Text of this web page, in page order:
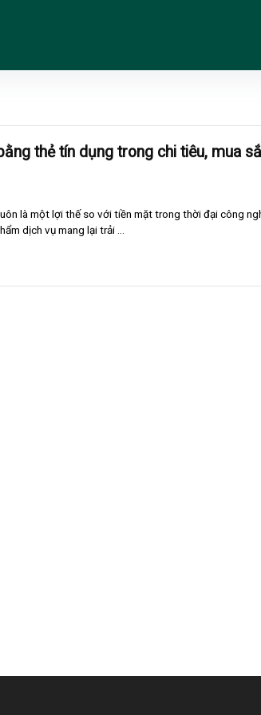
thẻ tín dụng trong chi tiêu, mua
là một lợi thế so với tiền mặt trong thời đại công
dịch vụ mang lại trải ...